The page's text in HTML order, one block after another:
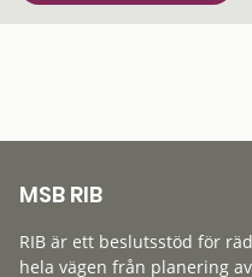
MSB RIB
RIB är ett beslutsstöd för
hela vägen från planering